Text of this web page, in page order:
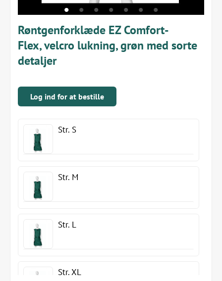
Røntgenforklæde EZ Comfort-
Flex, velcro lukning, grøn med sorte
detaljer
Log ind for at bestille
Str. S
Str. M
Str. L
Str. XL